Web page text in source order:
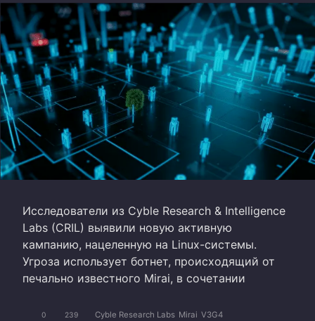
Исследователи из Cyble Research & Intelligence
Labs (CRIL) выявили новую активную
кампанию, нацеленную на Linux-системы.
Угроза использует ботнет, происходящий от
печально известного Mirai, в сочетании
0 239 Cyble Research Labs Mirai V3G4